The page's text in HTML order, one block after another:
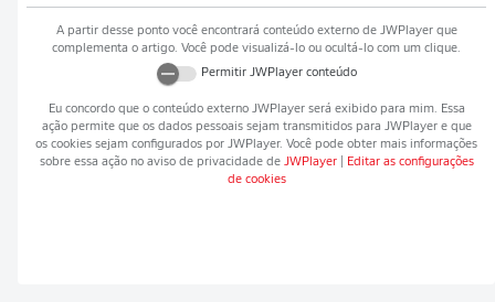
A partir desse ponto você encontrará conteúdo externo de JWPlayerque
complementa o artigo. Você pode visualizá-lo ou ocultá-lo com um clique.
Permitir JWPlayerconteúdo
Eu concordo que o conteúdo externo JWPlayerserá exibido para mim. Essa
ação permite que os dados pessoais sejam transmitidos para JWPlayere que
os cookies sejam configurados por JWPlayer. Você pode obter mais informações
sobre essa ação no aviso de privacidade de JWPlayer
Editar as configurações
de cookies